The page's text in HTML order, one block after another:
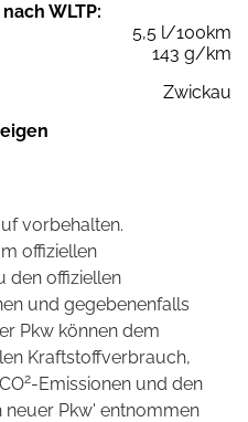
WLTP:
5,5 l/100km
143 g/km
Zwickau
vorbehalten.
offiziellen
den offiziellen
und gegebenenfalls
Pkw können dem
Kraftstoffverbrauch,
2-Emissionen und den
Pkw' entnommen